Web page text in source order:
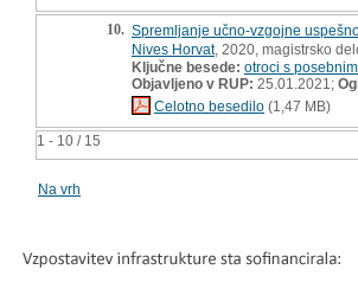
1 - 10 / 15
10. Spremljanje učno-vzgojne
Nives Horvat, 2020, magistrsko
Ključne besede: otroci s
Objavljeno v RUP: 25.01.2021;
Celotno besedilo (1,47 MB)
Na vrh